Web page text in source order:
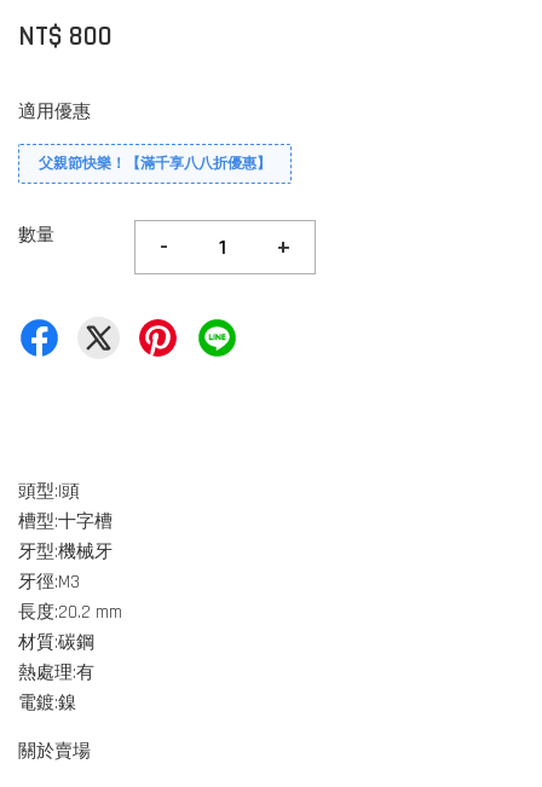
NT$ 800
適用優惠
父親節快樂！【滿千享八八折優惠】
數量 - +
頭型:I頭
槽型:十字槽
牙型:機械牙
牙徑:M3
長度:20.2 mm
材質:碳鋼
熱處理:有
電鍍:鎳
關於賣場